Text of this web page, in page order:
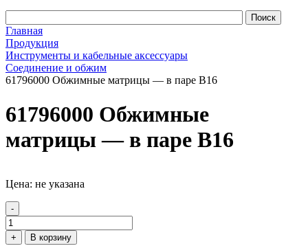
Главная
Продукция
Инструменты и кабельные аксессуары
Соединение и обжим
61796000 Обжимные матрицы — в паре B16
61796000 Обжимные
матрицы — в паре B16
Цена: не указана
-
+ В корзину